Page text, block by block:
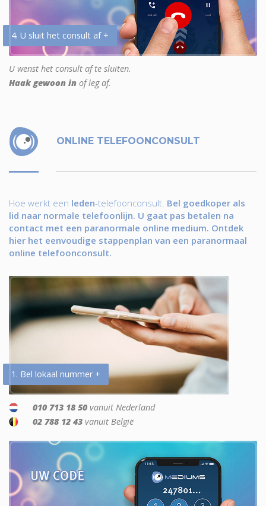
4. U sluit het consult af +
U wenst het consult af te sluiten.
Haak gewoon in of leg af.
ONLINE TELEFOONCONSULT
Hoe werkt een leden-telefoonconsult. Bel goedkoper als
lid naar normale telefoonlijn. U gaat pas betalen na
contact met een paranormale online medium. Ontdek
hier het eenvoudige stappenplan van een paranormaal
online telefoonconsult.
1. Bel lokaal nummer +
010 713 18 50 vanuit Nederland
02 788 12 43 vanuit België